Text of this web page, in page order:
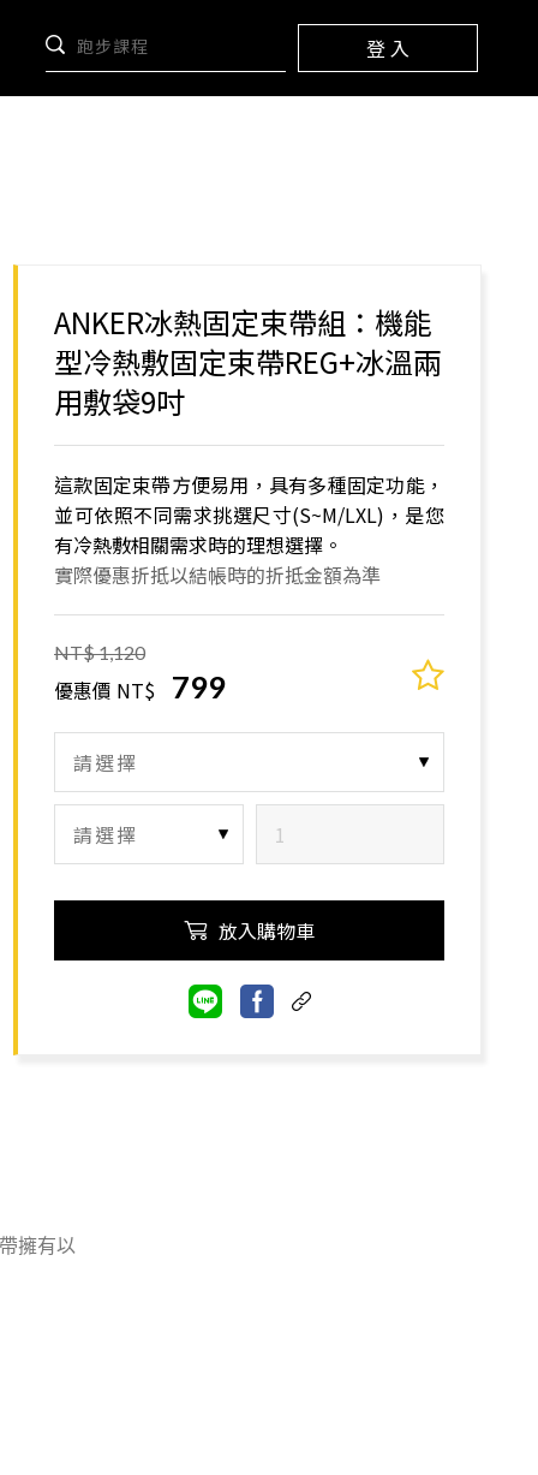
登 入
擁有以
ANKER冰熱固定束帶組：機能
型冷熱敷固定束帶REG+冰溫兩
用敷袋9吋
這款固定束帶方便易用，具有多種固定功能，
並可依照不同需求挑選尺寸(S~M/LXL)，是您
有冷熱敷相關需求時的理想選擇。
實際優惠折抵以結帳時的折抵金額為準
NT$ 1,120
優惠價 NT$ 799
放入購物車